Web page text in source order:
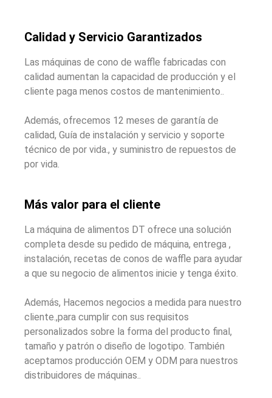
Calidad y Servicio Garantizados
Las máquinas de cono de waffle fabricadas con
calidad aumentan la capacidad de producción y el
cliente paga menos costos de mantenimiento..
Además, ofrecemos 12 meses de garantía de
calidad, Guía de instalación y servicio y soporte
técnico de por vida., y suministro de repuestos de
por vida.
Más valor para el cliente
La máquina de alimentos DT ofrece una solución
completa desde su pedido de máquina, entrega ,
instalación, recetas de conos de waffle para ayudar
a que su negocio de alimentos inicie y tenga éxito.
Además, Hacemos negocios a medida para nuestro
cliente.,para cumplir con sus requisitos
personalizados sobre la forma del producto final,
tamaño y patrón o diseño de logotipo. También
aceptamos producción OEM y ODM para nuestros
distribuidores de máquinas..